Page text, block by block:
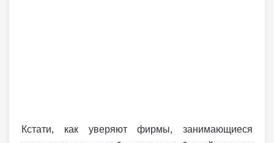
Кстати, как уверяют фирмы, занимающиеся